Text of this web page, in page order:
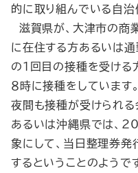
的に取り組んでいる自治
滋賀県が、大津市の商
に在住する方あるいは
の１回目の接種を受ける
８時に接種をしています
夜間も接種が受けられる
あるいは沖縄県では、
象にして、当日整理券発
するということのようで